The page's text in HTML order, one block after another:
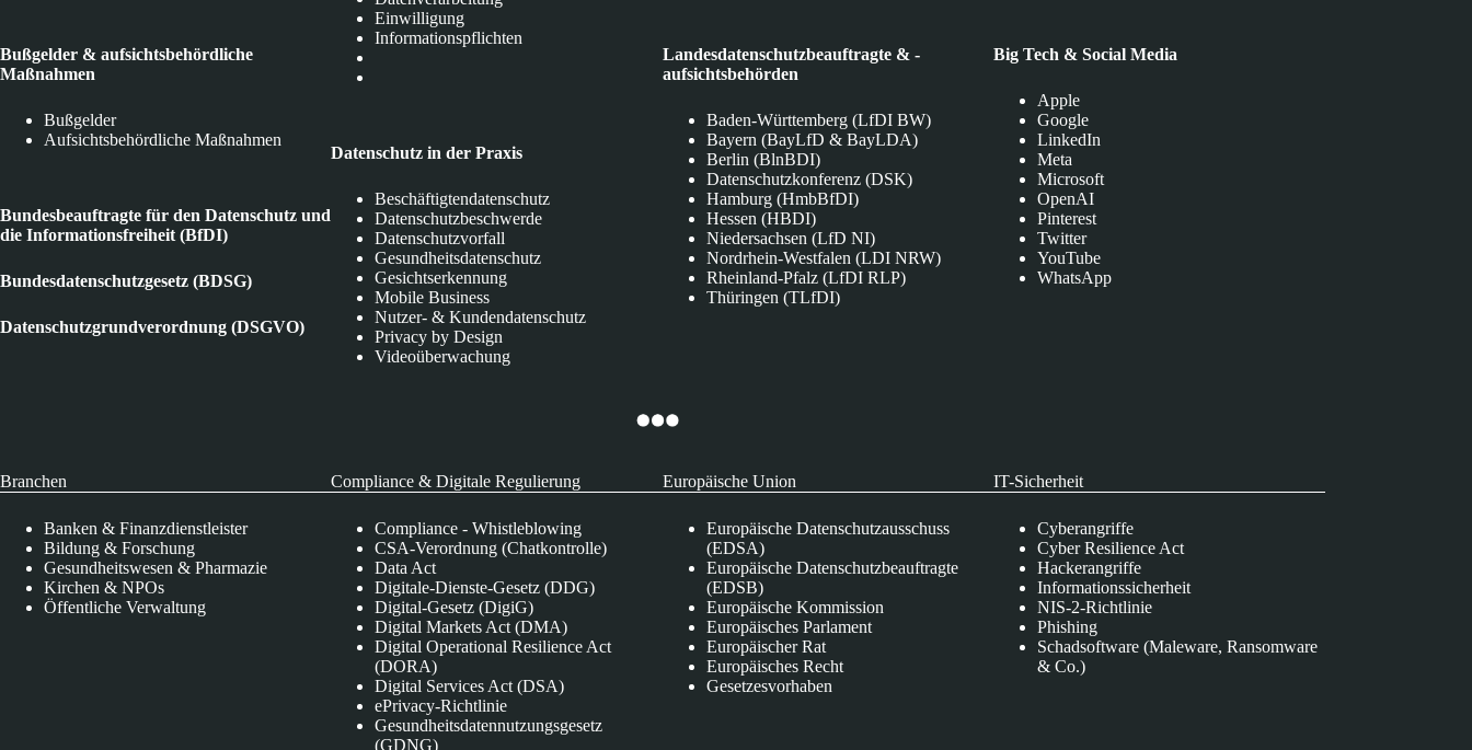
Bußgelder & aufsichtsbehördliche
Maßnahmen
Bußgelder
Aufsichtsbehördliche Maßnahmen
Bundesbeauftragte für den Datenschutz und
die Informationsfreiheit (BfDI)
Bundesdatenschutzgesetz (BDSG)
Datenschutzgrundverordnung (DSGVO)
Einwilligung
Informationspflichten
Datenschutz in der Praxis
Beschäftigtendatenschutz
Datenschutzbeschwerde
Datenschutzvorfall
Gesundheitsdatenschutz
Gesichtserkennung
Mobile Business
Nutzer- & Kundendatenschutz
Privacy by Design
Videoüberwachung
Landesdatenschutzbeauftragte & -
aufsichtsbehörden
Baden-Württemberg (LfDI BW)
Bayern (BayLfD & BayLDA)
Berlin (BlnBDI)
Datenschutzkonferenz (DSK)
Hamburg (HmbBfDI)
Hessen (HBDI)
Niedersachsen (LfD NI)
Nordrhein-Westfalen (LDI NRW)
Rheinland-Pfalz (LfDI RLP)
Thüringen (TLfDI)
Big Tech & Social Media
Apple
Google
LinkedIn
Meta
Microsoft
OpenAI
Pinterest
Twitter
YouTube
WhatsApp
Branchen
Banken & Finanzdienstleister
Bildung & Forschung
Gesundheitswesen & Pharmazie
Kirchen & NPOs
Öffentliche Verwaltung
Compliance & Digitale Regulierung
Compliance - Whistleblowing
CSA-Verordnung (Chatkontrolle)
Data Act
Digitale-Dienste-Gesetz (DDG)
Digital-Gesetz (DigiG)
Digital Markets Act (DMA)
Digital Operational Resilience Act
(DORA)
Digital Services Act (DSA)
ePrivacy-Richtlinie
Gesundheitsdatennutzungsgesetz
(GDNG)
Europäische Union
Europäische Datenschutzausschuss
(EDSA)
Europäische Datenschutzbeauftragte
(EDSB)
Europäische Kommission
Europäisches Parlament
Europäischer Rat
Europäisches Recht
Gesetzesvorhaben
IT-Sicherheit
Cyberangriffe
Cyber Resilience Act
Hackerangriffe
Informationssicherheit
NIS-2-Richtlinie
Phishing
Schadsoftware (Maleware, Ransomware
& Co.)